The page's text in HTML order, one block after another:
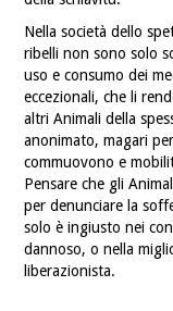
Nella società dello
ribelli non sono solo
uso e consumo dei
eccezionali, che li
altri Animali della
anonimato, magari
commuovono e
Pensare che gli
per denunciare la
solo è ingiusto nei
dannoso, o nella
liberazionista.